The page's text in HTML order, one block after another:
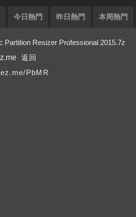
今日熱門 昨日熱門 本周熱門
Resizer Professional 2015.7z